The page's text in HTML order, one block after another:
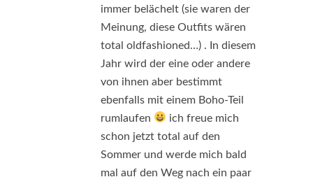
immer belächelt (sie waren der
Meinung, diese Outfits wären
total oldfashioned…) . In diesem
Jahr wird der eine oder andere
von ihnen aber bestimmt
ebenfalls mit einem Boho-Teil
rumlaufen
ich freue mich
schon jetzt total auf den
Sommer und werde mich bald
mal auf den Weg nach ein paar